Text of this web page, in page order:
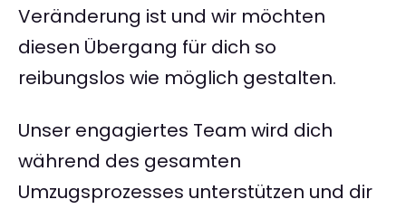
Veränderung ist und wir möchten
diesen Übergang für dich so
reibungslos wie möglich gestalten.
Unser engagiertes Team wird dich
während des gesamten
Umzugsprozesses unterstützen und dir